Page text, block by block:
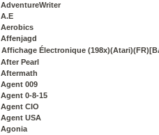
AdventureWriter
A.E
Aerobics
Affenjagd
Affichage Électronique
After Pearl
Aftermath
Agent 009
Agent 0-8-15
Agent CIO
Agent USA
Agonia